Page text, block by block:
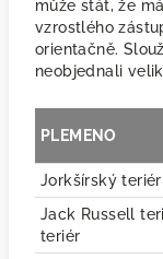
může stát, že
vzrostlého
orientačně.
neobjednali
PLEMENO
Jorkšírský teriér
Jack Russell
teriér